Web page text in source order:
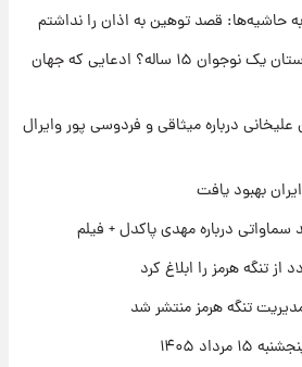
سکه و طلا فردا
روزانه واقعی پنجشنبه ۱۵ مرداد ۱۴۰۵
حاشیه‌ها: قصد توهین به اذان را نداشتم
راز طول عمر انسان در دستان یک نوجوان ۱۵ ساله؟ ادعایی که جهان
درباره میثاقی و فردوسی پور وایرال
بهبود یافت
درباره مهدی پاکدل + فیلم
تنگه هرمز منتشر شد
۱۴۰۵